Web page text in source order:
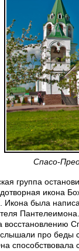
Спасо-
группа
икона
была
восстановлению
про беды
способствовала